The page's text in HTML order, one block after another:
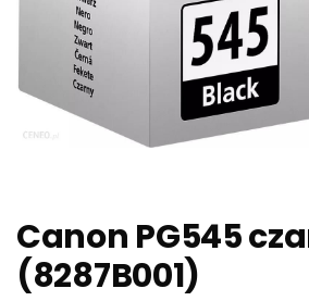
Canon PG545
(8287B001)